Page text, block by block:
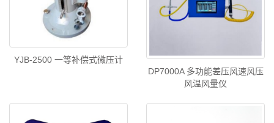
YJB-2500 一等补偿式微压计
DP7000A 多功能差压风速风压
风温风量仪